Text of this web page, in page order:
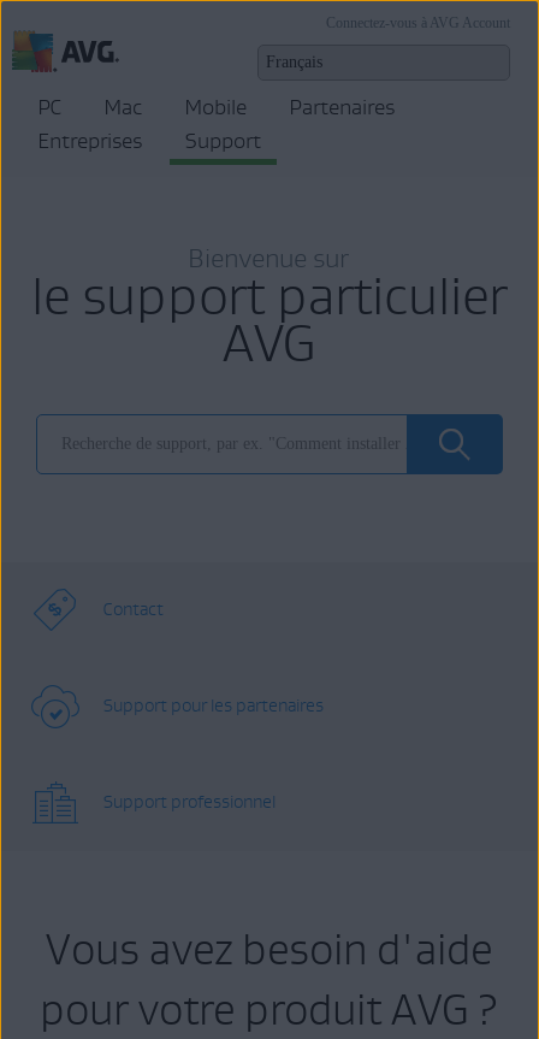
Connectez-vous à AVG Account
PC Mac Mobile
Partenaires
Entreprises
Support
Bienvenue sur
le support particulier
AVG
Contact
Support pour les partenaires
Support professionnel
Vous avez besoin d'aide
pour votre produit AVG ?